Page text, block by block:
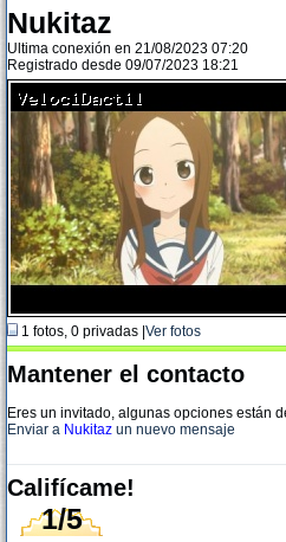
Nukitaz
Ultima conexión en 21/08/2023 07:20
Registrado desde 09/07/2023 18:21
1 fotos, 0 privadas | Ver fotos
Mantener el contacto
Eres un invitado, algunas opciones están
Enviar a Nukitaz un nuevo mensaje
Califícame!
1/5